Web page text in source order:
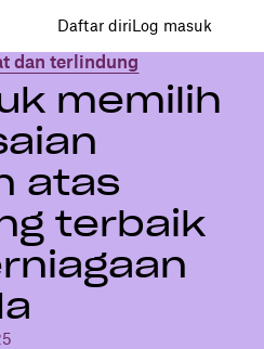
Daftar diriLog masuk
dan terlindung
memilih
atas
terbaik